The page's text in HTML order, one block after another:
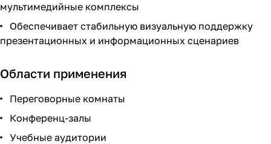
мультимедийные комплексы
Обеспечивает стабильную визуальную поддержку
презентационных и информационных сценариев
Области применения
Переговорные комнаты
Конференц-залы
Учебные аудитории